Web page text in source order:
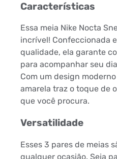
Características
Essa meia Nike Nocta
incrível! Confeccionada
qualidade, ela garante
para acompanhar seu
Com um design
amarela traz o toque de
que você procura.
Versatilidade
Esses 3 pares de meias
qualquer ocasião. Seja